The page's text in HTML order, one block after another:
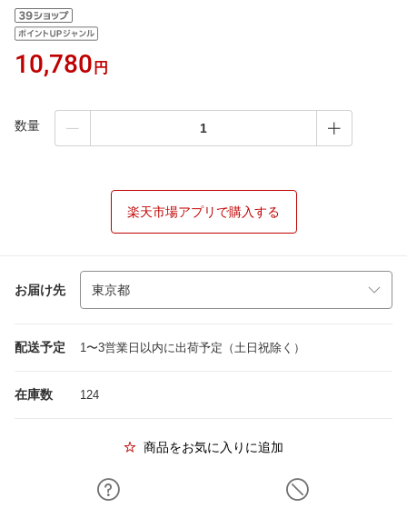
10,780 円
数量
楽天市場アプリで購入する
お届け先
配送予定 1〜3営業日以内に出荷予定（土日祝除く）
在庫数 124
商品をお気に入りに追加